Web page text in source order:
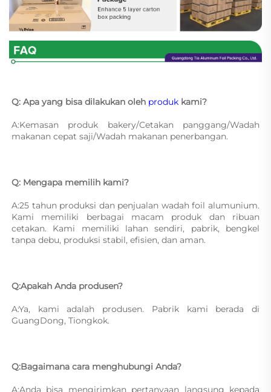
Q: Apa yang bisa dilakukan oleh produk kami?
A:Kemasan produk bakery/Cetakan panggang/Wadah
makanan cepat saji/Wadah makanan penerbangan.
Q: Mengapa memilih kami?
A:25 tahun produksi dan penjualan wadah foil alumunium.
Kami memiliki berbagai macam produk dan ribuan
cetakan. Kami memiliki lahan sendiri, pabrik, bengkel
tanpa debu, produksi stabil, efisien, dan aman.
Q:Apakah Anda produsen?
A:Ya, kami adalah produsen. Pabrik kami berada di
GuangDong, Tiongkok.
Q:Bagaimana cara menghubungi Anda?
A:Anda bisa mengirimkan pertanyaan langsung kepada